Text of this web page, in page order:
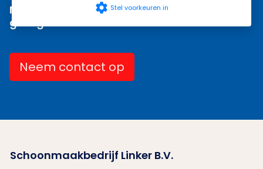
Neem contact met ons op - wij helpen u
graag.
Neem contact op
Schoonmaakbedrijf Linker B.V.
settings Stel voorkeuren in